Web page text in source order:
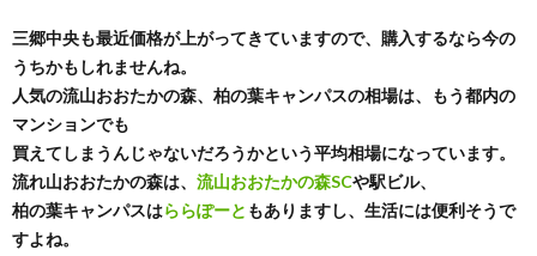
三郷中央も最近価格が上がってきていますので、購入するなら今の
うちかもしれませんね。
人気の流山おおたかの森、柏の葉キャンパスの相場は、もう都内の
マンションでも
買えてしまうんじゃないだろうかという平均相場になっています。
流れ山おおたかの森は、 流山おおたかの森SCや駅ビル、
柏の葉キャンパスはららぽーと もありますし、生活には便利そうで
すよね。